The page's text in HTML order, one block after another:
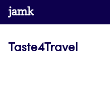
Siirry
suoraan
www.jamk.fi
Taste4Travel